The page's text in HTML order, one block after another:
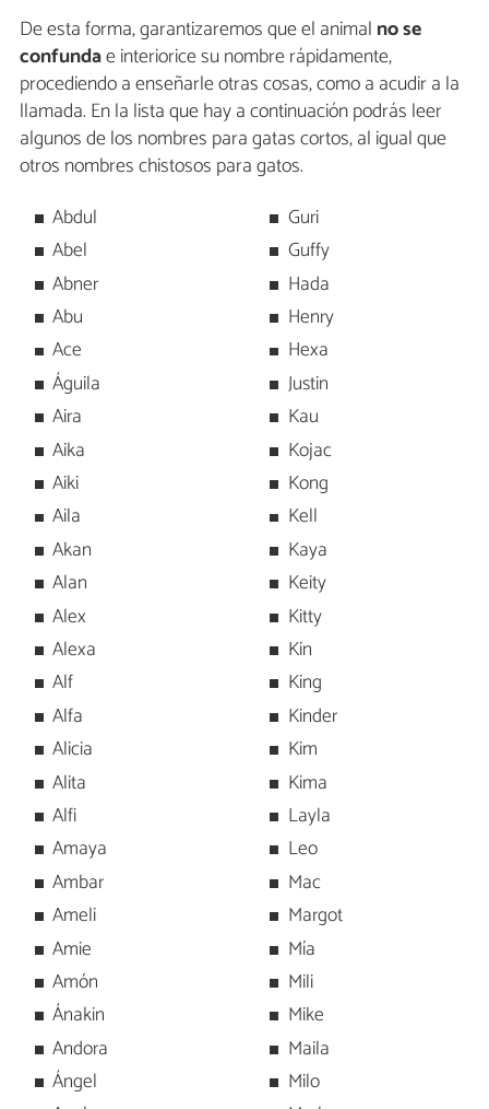
De esta forma, garantizaremos que el animal no se
confundae interiorice su nombre rápidamente,
procediendo a enseñarle otras cosas, como a acudir a la
llamada. En la lista que hay a continuación podrás leer
algunos de los nombres para gatas cortos, al igual que
otros nombres chistosos para gatos.
Abdul
Abel
Abner
Abu
Ace
Águila
Aira
Aika
Aiki
Aila
Akan
Alan
Alex
Alexa
Alf
Alfa
Alicia
Alita
Alfi
Amaya
Ambar
Ameli
Amie
Amón
Ánakin
Andora
Ángel
Guri
Guffy
Hada
Henry
Hexa
Justin
Kau
Kojac
Kong
Kell
Kaya
Keity
Kitty
Kin
King
Kinder
Kim
Kima
Layla
Leo
Mac
Margot
Mía
Mili
Mike
Maila
Milo